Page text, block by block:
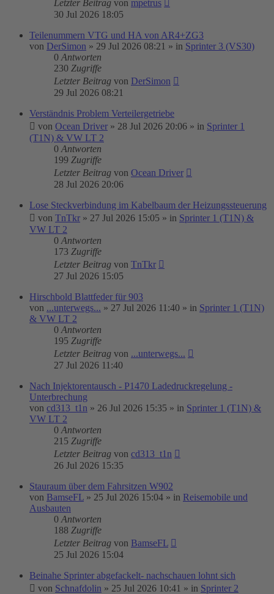
Letzter Beitrag von mpetrus
30 Jul 2026 18:05
Teilenummern VTG und HA von AR4+ZG3
von DerSimon » 29 Jul 2026 08:21 » in Sprinter 3 (VS30)
0 Antworten
230 Zugriffe
Letzter Beitrag von DerSimon
29 Jul 2026 08:21
Verständnis Problem Verteilergetriebe
von Ocean Driver » 28 Jul 2026 20:06 » in Sprinter 1
(T1N) & VW LT 2
0 Antworten
199 Zugriffe
Letzter Beitrag von Ocean Driver
28 Jul 2026 20:06
Lose Steckverbindung im Kabelbaum der Heizungssteuerung
von TnTkr » 27 Jul 2026 15:05 » in Sprinter 1 (T1N) &
VW LT 2
0 Antworten
173 Zugriffe
Letzter Beitrag von TnTkr
27 Jul 2026 15:05
Hirschbold Blattfeder für 903
von ...unterwegs... » 27 Jul 2026 11:40 » in Sprinter 1 (T1N)
& VW LT 2
0 Antworten
195 Zugriffe
Letzter Beitrag von ...unterwegs...
27 Jul 2026 11:40
Nach Injektorentausch - P1470 Ladedruckregelung -
Unterbrechung
von cd313_t1n » 26 Jul 2026 15:35 » in Sprinter 1 (T1N) &
VW LT 2
0 Antworten
215 Zugriffe
Letzter Beitrag von cd313_t1n
26 Jul 2026 15:35
Stauraum über dem Fahrsitzen W902
von BamseFL » 25 Jul 2026 15:04 » in Reisemobile und
Ausbauten
0 Antworten
188 Zugriffe
Letzter Beitrag von BamseFL
25 Jul 2026 15:04
Beinahe Sprinter abgefackelt- nachschauen lohnt sich
von Schnafdolin » 25 Jul 2026 10:41 » in Sprinter 2